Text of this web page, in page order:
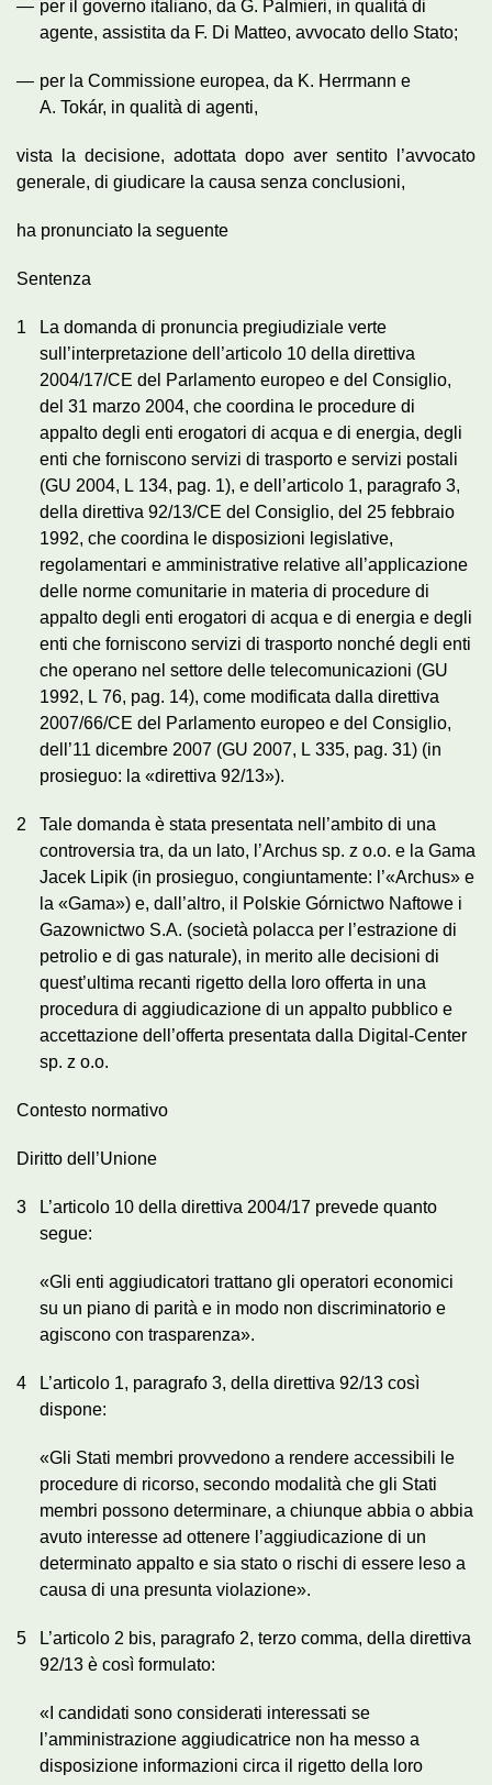
— per il governo italiano, da G. Palmieri, in qualità di
agente, assistita da F. Di Matteo, avvocato dello Stato;
— per la Commissione europea, da K. Herrmann e
A. Tokár, in qualità di agenti,
vista la decisione, adottata dopo aver sentito l’avvocato
generale, di giudicare la causa senza conclusioni,
ha pronunciato la seguente
Sentenza
1
La domanda di pronuncia pregiudiziale verte
sull’interpretazione dell’articolo 10 della direttiva
2004/17/CE del Parlamento europeo e del Consiglio,
del 31 marzo 2004, che coordina le procedure di
appalto degli enti erogatori di acqua e di energia, degli
enti che forniscono servizi di trasporto e servizi postali
(GU 2004, L 134, pag. 1), e dell’articolo 1, paragrafo 3,
della direttiva 92/13/CE del Consiglio, del 25 febbraio
1992, che coordina le disposizioni legislative,
regolamentari e amministrative relative all’applicazione
delle norme comunitarie in materia di procedure di
appalto degli enti erogatori di acqua e di energia e degli
enti che forniscono servizi di trasporto nonché degli enti
che operano nel settore delle telecomunicazioni (GU
1992, L 76, pag. 14), come modificata dalla direttiva
2007/66/CE del Parlamento europeo e del Consiglio,
dell’11 dicembre 2007 (GU 2007, L 335, pag. 31) (in
prosieguo: la «direttiva 92/13»).
2
Tale domanda è stata presentata nell’ambito di una
controversia tra, da un lato, l’Archus sp. z o.o. e la Gama
Jacek Lipik (in prosieguo, congiuntamente: l’«Archus» e
la «Gama») e, dall’altro, il Polskie Górnictwo Naftowe i
Gazownictwo S.A. (società polacca per l’estrazione di
petrolio e di gas naturale), in merito alle decisioni di
quest’ultima recanti rigetto della loro offerta in una
procedura di aggiudicazione di un appalto pubblico e
accettazione dell’offerta presentata dalla Digital-Center
sp. z o.o.
Contesto normativo
Diritto dell’Unione
3
L’articolo 10 della direttiva 2004/17 prevede quanto
segue:
«Gli enti aggiudicatori trattano gli operatori economici
su un piano di parità e in modo non discriminatorio e
agiscono con trasparenza».
4
L’articolo 1, paragrafo 3, della direttiva 92/13 così
dispone:
«Gli Stati membri provvedono a rendere accessibili le
procedure di ricorso, secondo modalità che gli Stati
membri possono determinare, a chiunque abbia o abbia
avuto interesse ad ottenere l’aggiudicazione di un
determinato appalto e sia stato o rischi di essere leso a
causa di una presunta violazione».
5
L’articolo 2 bis, paragrafo 2, terzo comma, della direttiva
92/13 è così formulato:
«I candidati sono considerati interessati se
l’amministrazione aggiudicatrice non ha messo a
disposizione informazioni circa il rigetto della loro